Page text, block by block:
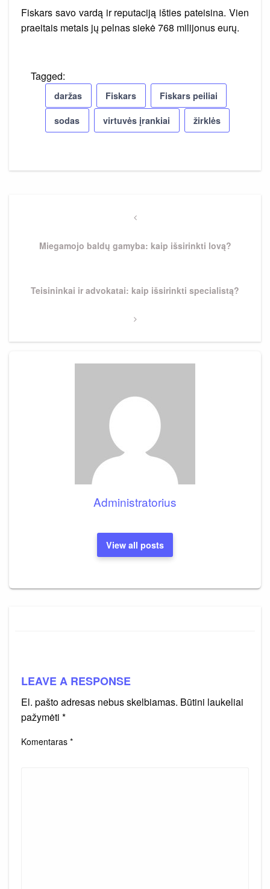
Fiskars savo vardą ir reputaciją išties pateisina. Vien
praeitais metais jų pelnas siekė 768 milijonus eurų.
Tagged:
daržas Fiskars Fiskars peiliai
sodas virtuvės įrankiai žirklės
Previous
Miegamojo baldų gamyba: kaip išsirinkti lovą?
Next
Teisininkai ir advokatai: kaip išsirinkti specialistą?
Administratorius
View all posts
LEAVE A RESPONSE
El. pašto adresas nebus skelbiamas. Būtini laukeliai
pažymėti *
Komentaras *